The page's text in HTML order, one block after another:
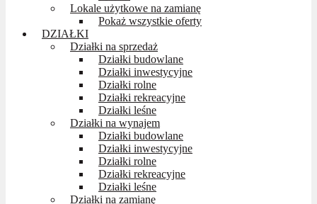
Lokale użytkowe na zamianę
Pokaż wszystkie oferty
DZIAŁKI
Działki na sprzedaż
Działki budowlane
Działki inwestycyjne
Działki rolne
Działki rekreacyjne
Działki leśne
Działki na wynajem
Działki budowlane
Działki inwestycyjne
Działki rolne
Działki rekreacyjne
Działki leśne
Działki na zamianę